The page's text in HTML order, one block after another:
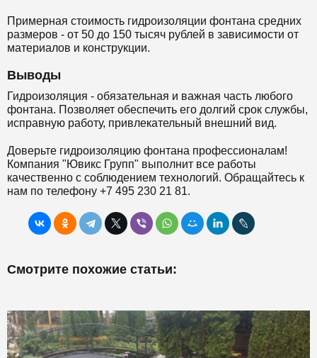
Примерная стоимость гидроизоляции фонтана средних
размеров - от 50 до 150 тысяч рублей в зависимости от
материалов и конструкции.
Выводы
Гидроизоляция - обязательная и важная часть любого
фонтана. Позволяет обеспечить его долгий срок службы,
исправную работу, привлекательный внешний вид.
Доверьте гидроизоляцию фонтана профессионалам!
Компания "Ювикс Групп" выполнит все работы
качественно с соблюдением технологий. Обращайтесь к
нам по телефону +7 495 230 21 81.
Смотрите похожие статьи: